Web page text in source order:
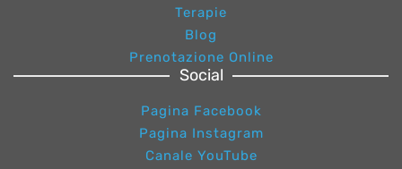
Terapie
Blog
Prenotazione Online
Social
Pagina Facebook
Pagina Instagram
Canale YouTube